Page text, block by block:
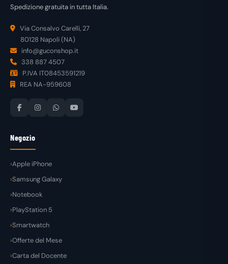
Spedizione gratuita in tutta Italia.
Via Consalvo Carelli, 27
80128 Napoli (NA)
info@guconshop.it
338 887 4507
P.IVA IT08453591219
REA NA-959608
Negozio
Apple iPhone
Samsung Galaxy
Notebook
PlayStation 5
Smartwatch
Offerte del Mese
Carta del Docente